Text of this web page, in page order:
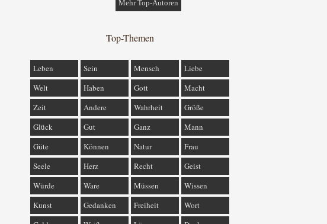
Mehr Top-Autoren
Top-Themen
Leben Sein Mensch
Liebe
Welt
Haben Gott
Macht
Zeit
Andere Wahrheit
Größe
Glück
Gut Ganz
Mann
Güte
Können Natur
Frau
Seele
Herz Recht
Geist
Würde
Ware Müssen
Wissen
Kunst
Gedanken Freiheit
Wort